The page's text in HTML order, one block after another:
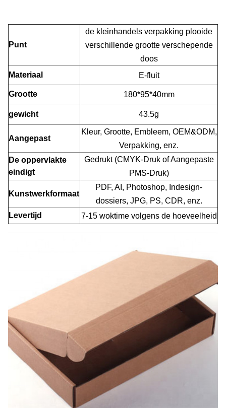
Punt
de kleinhandels verpakking plooide
verschillende grootte verschepende
doos
Materiaal
E-fluit
Grootte 180*95*40mm
gewicht 43.5g
Aangepast
Kleur, Grootte, Embleem, OEM&ODM,
Verpakking, enz.
De oppervlakte
eindigt
Gedrukt (CMYK-Druk of Aangepaste
PMS-Druk)
Kunstwerkformaat
PDF, AI, Photoshop, Indesign-
dossiers, JPG, PS, CDR, enz.
Levertijd
7-15 woktime volgens de hoeveelheid